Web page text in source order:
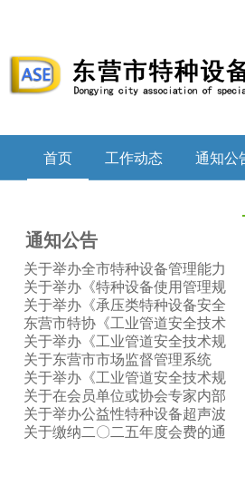
首页 工作动态 通知公
通知公告
关于举办全市特种设备管理能力
提升培训的通知
关于举办《特种设备使用管理规
则》宣贯暨特种设备(质量）安全
总监（质量）安全员培训和继续
教育的通知
关于举办《承压类特种设备安全
附件安全技术规程》（TSG 92—
2026）宣贯的通知
东营市特协《工业管道安全技术
规程》 《缺陷特种设备召回管理
规则》宣贯培训证明信息公示
关于举办《工业管道安全技术规
程》《缺陷特种设备召回管理规
则》宣贯的通知
关于东营市市场监督管理系统
2025年度职业技能竞赛的情况通
报
关于举办《工业管道安全技术规
程》《缺陷特种设备召回管理规
则》宣贯的预备通知
关于在会员单位或协会专家内部
征集东营市技师学院兼职客座讲
师的通知
关于举办公益性特种设备超声波
成像新技术交流会的通知
关于缴纳二〇二五年度会费的通